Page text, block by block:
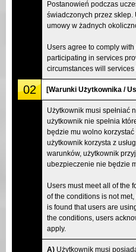
Postanowień podczas
świadczonych przez sklep.
umowy w żadnych
Users agree to comply
participating in services
circumstances will
02 [Warunki Użytkownika /
Użytkownik musi spełniać
użytkownik nie spełnia
będzie mu wolno korzystać
użytkownik korzysta z
warunków, użytkownik
ubezpieczenie nie będzie
Users must meet all of the
of the conditions is not
is found that users are
the conditions, users
apply.
A) Użytkownik musi